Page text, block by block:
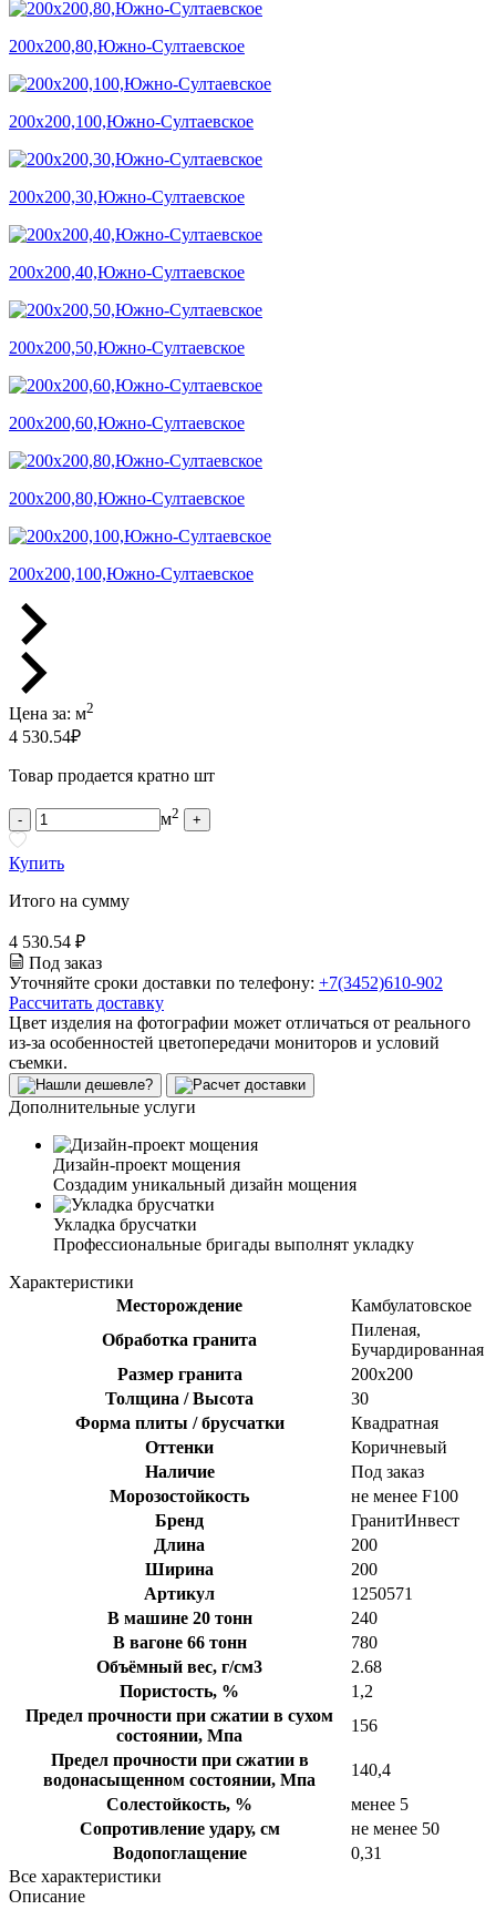
200х200,80,Южно-Султаевское
200х200,100,Южно-Султаевское
200х200,30,Южно-Султаевское
200х200,40,Южно-Султаевское
200х200,50,Южно-Султаевское
200х200,60,Южно-Султаевское
200х200,80,Южно-Султаевское
200х200,100,Южно-Султаевское
Цена за: м2
4 530.54₽
Товар продается кратно шт
- м2 +
Купить
Итого на сумму
4 530.54 ₽
Под заказ
Уточняйте сроки доставки по телефону: +7(3452)610-902
Рассчитать доставку
Цвет изделия на фотографии может отличаться от реального
из-за особенностей цветопередачи мониторов и условий
съемки.
Дополнительные услуги
Дизайн-проект мощения
Создадим уникальный дизайн мощения
Укладка брусчатки
Профессиональные бригады выполнят укладку
Характеристики
Месторождение
Камбулатовское
Обработка гранита
Пиленая,
Бучардированная
Размер гранита
200х200
Толщина / Высота
30
Форма плиты / брусчатки
Квадратная
Оттенки
Коричневый
Наличие
Под заказ
Морозостойкость
не менее F100
Бренд
ГранитИнвест
Длина
200
Ширина
200
Артикул
1250571
В машине 20 тонн
240
В вагоне 66 тонн
780
Объёмный вес, г/см3
2.68
Пористость, %
1,2
Предел прочности при сжатии в сухом
состоянии, Мпа
156
Предел прочности при сжатии в
водонасыщенном состоянии, Мпа
140,4
Солестойкость, %
менее 5
Сопротивление удару, см
не менее 50
Водопоглащение
0,31
Все характеристики
Описание